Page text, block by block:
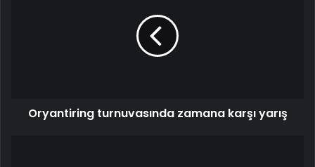
Oryantiring turnuvasında zamana karşı yarış